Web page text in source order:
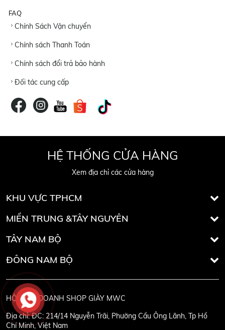
FAQ
Chính Sách Vận chuyển
Chính sách Thanh Toán
Chính sách đổi trả bảo hành
Đối tác cung cấp
HỆ THỐNG CỬA HÀNG
Xem địa chỉ các cửa hàng
KHU VỰC TPHCM
MIỀN TRUNG &TÂY NGUYÊN
TÂY NAM BỘ
ĐÔNG NAM BỘ
HỘ KINH DOANH SHOP GIÀY MWC
Địa chỉ:ĐC: 214/14 Nguyễn Trãi, Phường Cầu Ông Lãnh, Tp Hồ
Chí Minh, Việt Nam